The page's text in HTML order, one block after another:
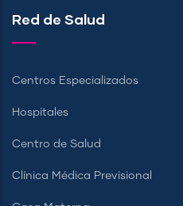
Red de Salud
Centros Especializados
Hospitales
Centro de Salud
Clínica Médica Previsional